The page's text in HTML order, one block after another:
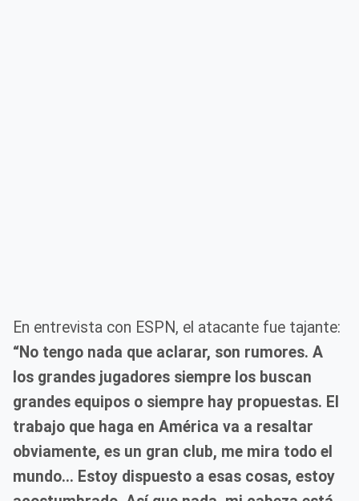
En entrevista con ESPN, el atacante fue tajante:
“No tengo nada que aclarar, son rumores. A
los grandes jugadores siempre los buscan
grandes equipos o siempre hay propuestas. El
trabajo que haga en América va a resaltar
obviamente, es un gran club, me mira todo el
mundo... Estoy dispuesto a esas cosas, estoy